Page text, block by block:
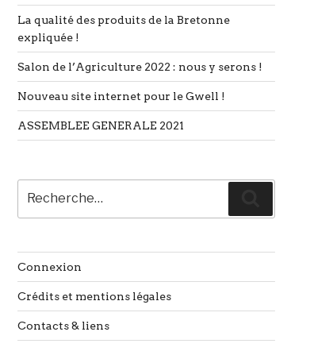
La qualité des produits de la Bretonne
expliquée !
Salon de l’Agriculture 2022 : nous y serons !
Nouveau site internet pour le Gwell !
ASSEMBLEE GENERALE 2021
pour
:
Connexion
Crédits et mentions légales
Contacts & liens